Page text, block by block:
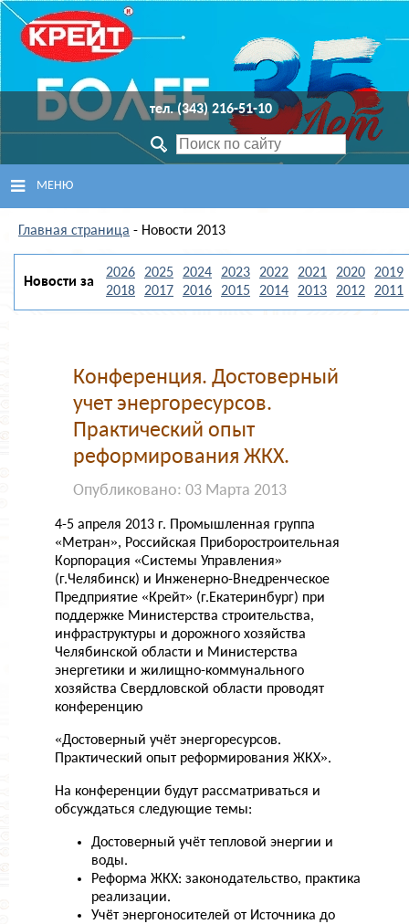
тел. (343) 216-51-10
МЕНЮ
ГЛАВНАЯ
ПРОДУКЦИЯ
НОВОСТИ
О КОМПАНИИ
Главная страница - Новости 2013
Новости за
2026 2025 2024 2023 2022 2021 2020
2019
2018
2017 2016 2015 2014 2013 2012 2011
Конференция. Достоверный
учет энергоресурсов.
Практический опыт
реформирования ЖКХ.
Опубликовано: 03 Марта 2013
4-5 апреля 2013 г. Промышленная группа
«Метран», Российская Приборостроительная
Корпорация «Системы Управления»
(г.Челябинск) и Инженерно-Внедренческое
Предприятие «Крейт» (г.Екатеринбург) при
поддержке Министерства строительства,
инфраструктуры и дорожного хозяйства
Челябинской области и Министерства
энергетики и жилищно-коммунального
хозяйства Свердловской области проводят
конференцию
«Достоверный учёт энергоресурсов.
Практический опыт реформирования ЖКХ».
На конференции будут рассматриваться и
обсуждаться следующие темы:
Достоверный учёт тепловой энергии и
воды.
Реформа ЖКХ: законодательство, практика
реализации.
Учёт энергоносителей от Источника до